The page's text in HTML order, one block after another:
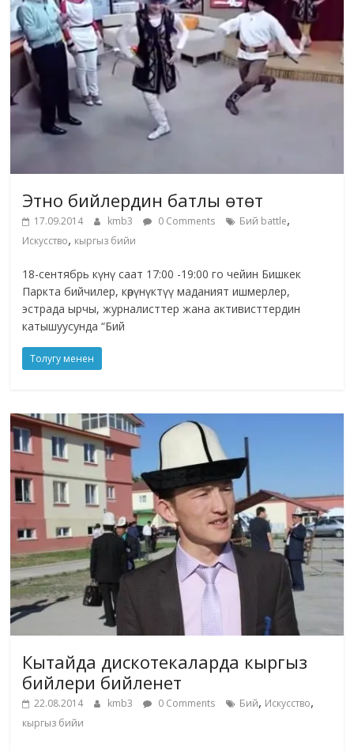
Этно бийлердин батлы өтөт
17.09.2014 kmb3 0 Comments Бий battle,
Искусство, кыргыз бийи
18-сентябрь күнү саат 17:00 -19:00 го чейин Бишкек
Паркта бийчилер, көрүнүктүү маданият ишмерлер,
эстрада ырчы, журналисттер жана активисттердин
катышуусунда “Бий
Толугу менен
Кытайда дискотекаларда кыргыз
бийлери бийленет
22.08.2014 kmb3 0 Comments Бий, Искусство,
кыргыз бийи